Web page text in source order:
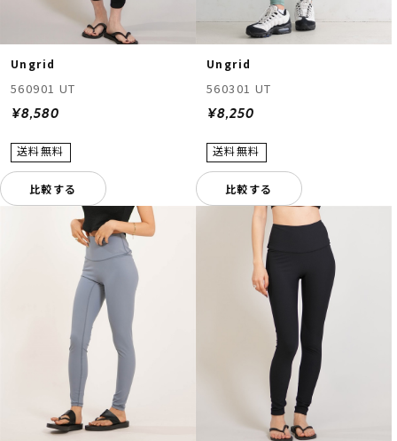
Ungrid
560901 UT
¥8,580
比較する
Ungrid
560301 UT
¥8,250
比較する